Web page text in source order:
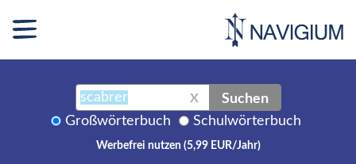
X Suchen
Großwörterbuch Schulwörterbuch
Werbefrei nutzen (5,99 EUR/Jahr)